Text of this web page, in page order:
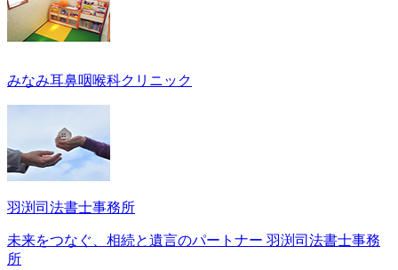
みなみ耳鼻咽喉科クリニック
羽渕司法書士事務所
未来をつなぐ、相続と遺言のパートナー 羽渕司法書士事務
所